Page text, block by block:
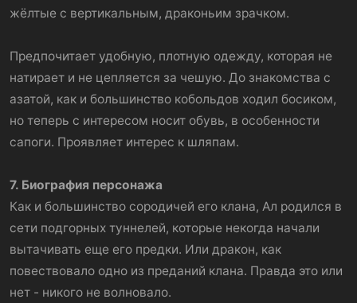
жёлтые с вертикальным, драконьим зрачком.
Предпочитает удобную, плотную одежду, которая не
натирает и не цепляется за чешую. До знакомства с
азатой, как и большинство кобольдов ходил босиком,
но теперь с интересом носит обувь, в особенности
сапоги. Проявляет интерес к шляпам.
7. Биография персонажа
Как и большинство сородичей его клана, Ал родился в
сети подгорных туннелей, которые некогда начали
вытачивать еще его предки. Или дракон, как
повествовало одно из преданий клана. Правда это или
нет - никого не волновало.